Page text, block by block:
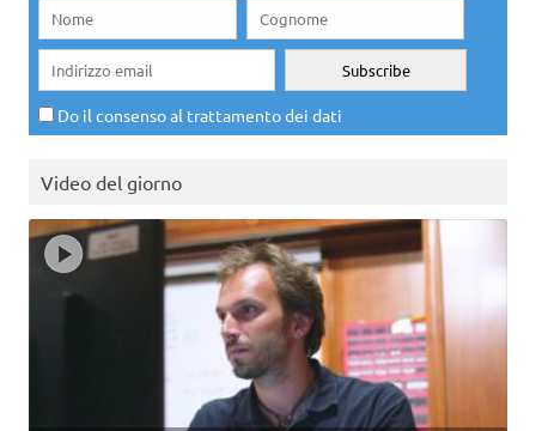
Do il consenso al trattamento dei dati
Video del giorno